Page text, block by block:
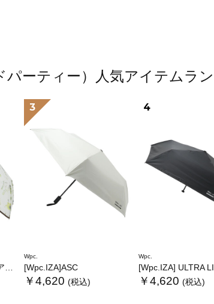
パーティー）人気アイテムラ
3
Wpc.
[Wpc.IZA]ASC
￥4,620 (税込)
4
Wpc.
[Wpc.IZA] ULTRA
￥4,620 (税込)